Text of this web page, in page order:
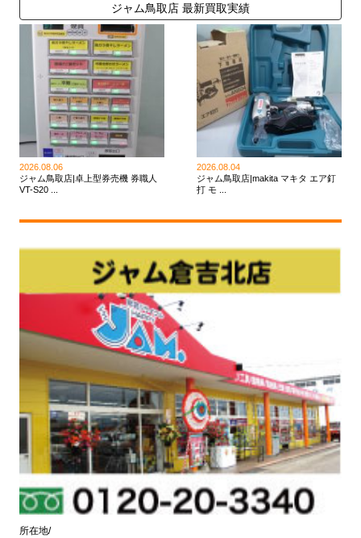
ジャム鳥取店 最新買取実績
2026.08.06
ジャム鳥取店|卓上型券売機 券職人
VT-S20 ...
2026.08.04
ジャム鳥取店|makita マキタ エア釘
打 モ ...
所在地/